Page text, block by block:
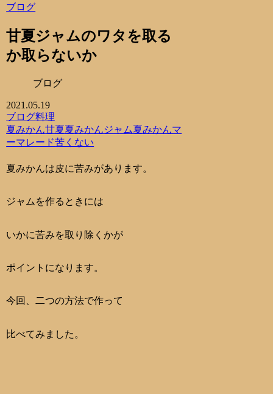
ブログ
甘夏ジャムのワタを取る
か取らないか
ブログ
2021.05.19
ブログ料理
夏みかん甘夏夏みかんジャム夏みかんマ
ーマレード苦くない
夏みかんは皮に苦みがあります。
ジャムを作るときには
いかに苦みを取り除くかが
ポイントになります。
今回、二つの方法で作って
比べてみました。